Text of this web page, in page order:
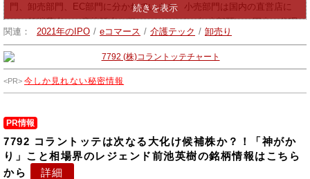
門、卸売部門、EC部門に分かれています。小売部門は国内の直営店に
て一般消費者への直接販売を行っております。卸売部門は、国内の代理
店や小売店に卸す部門と、海外の代理店に卸す部門で構成されます。 e
コマース部門は、電子商取引（ec）サイトやecモールを通じて一般消費
者への直接販売を行っております。
関連： 2021年のIPO / eコマース / 介護テック / 卸売り
今しか見れない秘密情報
PR情報
7792 コラントッテは次なる大化け候補株か？！「神がか
り」こと相場界のレジェンド前池英樹の銘柄情報はこちら
から
詳細